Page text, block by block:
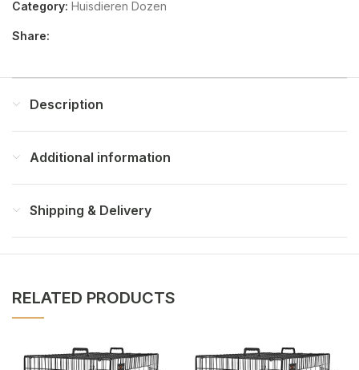
Category: Huisdieren Dozen
Share:
Description
Additional information
Shipping & Delivery
RELATED PRODUCTS